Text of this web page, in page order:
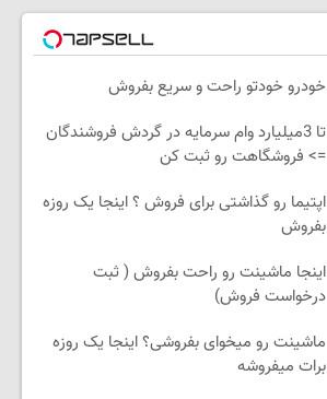
خودرو خودتو راحت و سریع بفروش
تا 3میلیارد وام سرمایه در گردش فروشندگان
=> فروشگاهت رو ثبت کن
اپتیما رو گذاشتی برای فروش ؟ اینجا یک روزه
بفروش
اینجا ماشینت رو راحت بفروش ( ثبت
درخواست فروش)
ماشینت رو میخوای بفروشی؟ اینجا یک روزه
برات میفروشه